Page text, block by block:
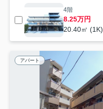
4階
8.25万円
20.40㎡ (1K)
アパート